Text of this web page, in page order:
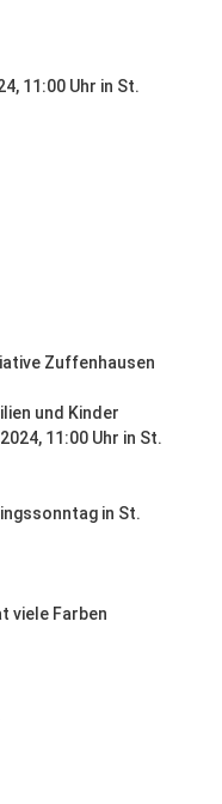
11:00 Uhr in St.
Zuffenhausen
und Kinder
11:00 Uhr in St.
in St.
viele Farben